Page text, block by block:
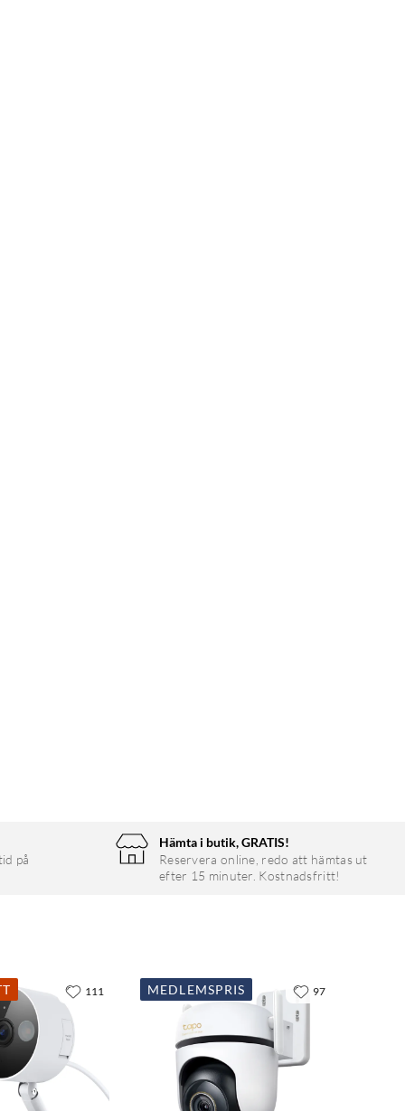
på
Hämta i butik, GRATIS!
Reservera online, redo att hämtas ut
efter 15 minuter. Kostnadsfritt!
111 MEDLEMSPRIS 97